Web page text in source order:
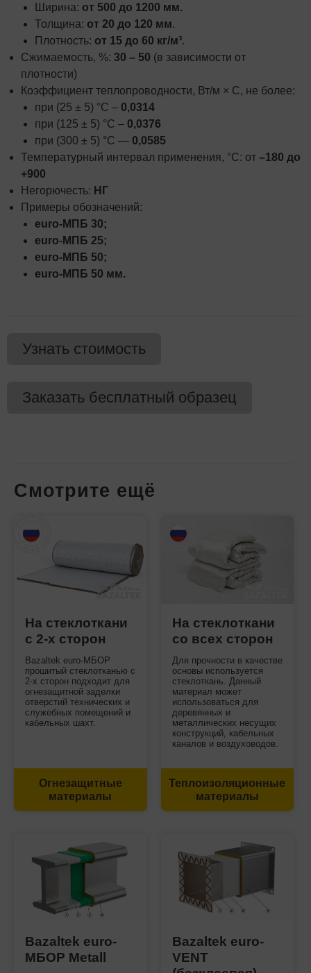
Ширина: от 500 до 1200 мм.
Толщина: от 20 до 120 мм.
Плотность: от 15 до 60 кг/м³.
Сжимаемость, %: 30 – 50 (в зависимости от
плотности)
Коэффициент теплопроводности, Вт/м × С, не более:
при (25 ± 5) °С – 0,0314
при (125 ± 5) °С – 0,0376
при (300 ± 5) °С — 0,0585
Температурный интервал применения, °С: от –180 до
+900
Негорючесть: НГ
Примеры обозначений:
euro-МПБ 30;
euro-МПБ 25;
euro-МПБ 50;
euro-МПБ 50 мм.
Узнать стоимость
Заказать бесплатный образец
Смотрите ещё
На стеклоткани
с 2-х сторон
Bazaltek euro-МБОР
прошитый стеклотканью с
2-х сторон подходит для
огнезащитной заделки
отверстий технических и
служебных помещений и
кабельных шахт.
Огнезащитные
материалы
На стеклоткани
со всех сторон
Для прочности в качестве
основы используется
стеклоткань. Данный
материал может
использоваться для
деревянных и
металлических несущих
конструкций, кабельных
каналов и воздуховодов.
Теплоизоляционные
материалы
Bazaltek euro-
МБОР Metall
Bazaltek euro-
VENT